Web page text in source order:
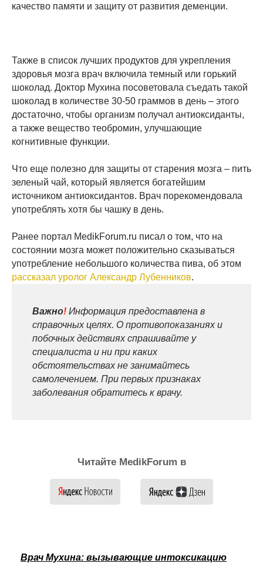
качество памяти и защиту от развития деменции.
Также в список лучших продуктов для укрепления
здоровья мозга врач включила темный или горький
шоколад. Доктор Мухина посоветовала съедать такой
шоколад в количестве 30-50 граммов в день – этого
достаточно, чтобы организм получал антиоксиданты,
а также вещество теобромин, улучшающие
когнитивные функции.
Что еще полезно для защиты от старения мозга – пить
зеленый чай, который является богатейшим
источником антиоксидантов. Врач порекомендовала
употреблять хотя бы чашку в день.
Ранее портал MedikForum.ru писал о том, что на
состоянии мозга может положительно сказываться
употребление небольшого количества пива, об этом
рассказал уролог Александр Лубенников.
Важно! Информация предоставлена в
справочных целях. О противопоказаниях и
побочных действиях спрашивайте у
специалиста и ни при каких
обстоятельствах не занимайтесь
самолечением. При первых признаках
заболевания обратитесь к врачу.
Читайте MedikForum в
Врач Мухина: вызывающие интоксикацию